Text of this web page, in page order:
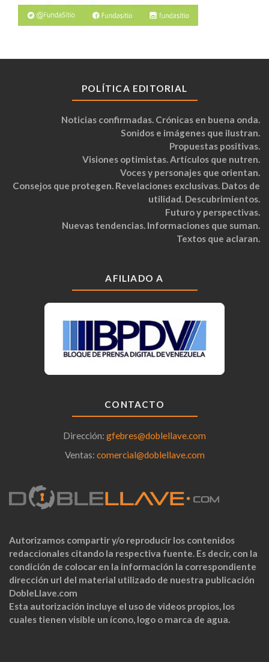
POLÍTICA EDITORIAL
Noticias confirmadas. Crónicas en buena onda.
Sonidos e imágenes que ilustran.
Propuestas positivas.
Visiones optimistas. Artículos que nutren.
Voces y personajes que orientan.
Consejos que protegen. Revelaciones exclusivas. Datos de
utilidad. Descubrimientos.
Futuro y perspectivas.
Nuevas tendencias. Informaciones que suman.
Textos que aclaran.
AFILIADO A
CONTACTO
Dirección: gfebres@doblellave.com
Ventas: comercial@doblellave.com
Autorizamos compartir y/o reproducir los contenidos
redaccionales citando la respectiva fuente. Es decir, con la
condición de colocar en la información la correspondiente
dirección url del material utilizado de nuestra publicación
DobleLlave.com
Esta autorización incluye el uso de videos propios, los
cuales tienen visible un ícono, logo o marca de agua.